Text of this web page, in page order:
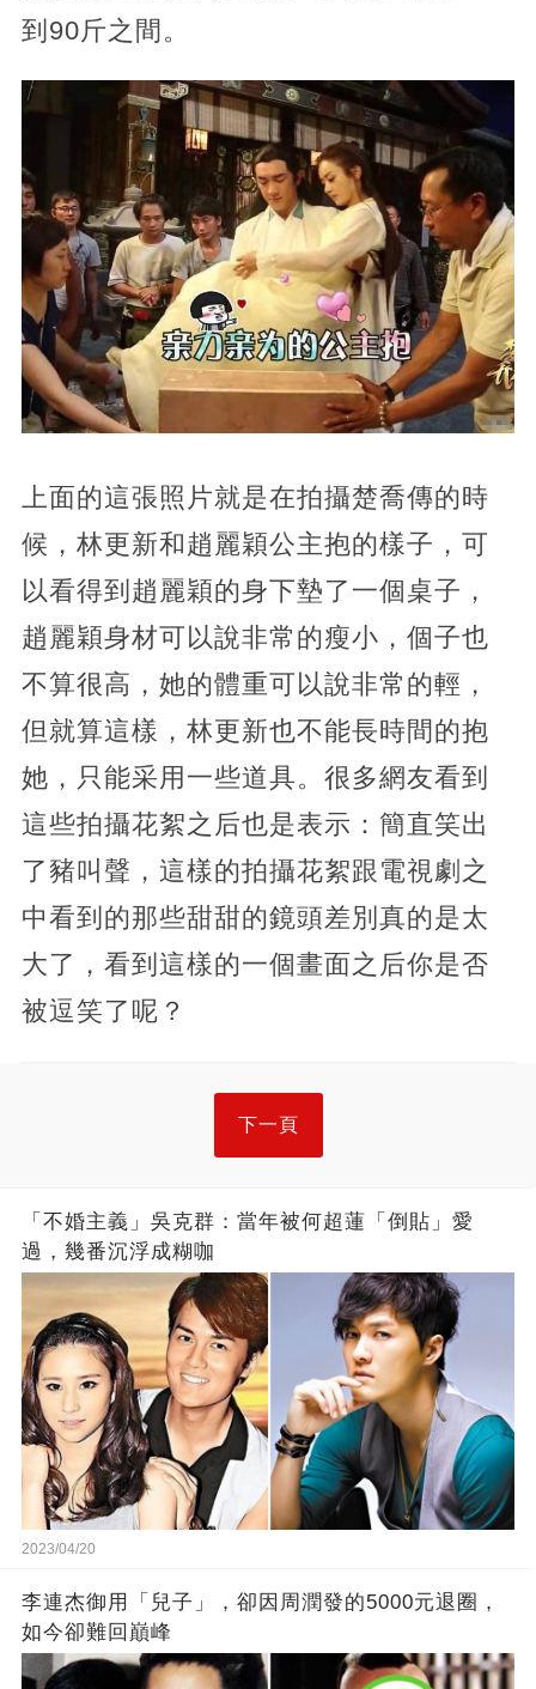
到90斤之間。
上面的這張照片就是在拍攝楚喬傳的時
候，林更新和趙麗穎公主抱的樣子，可
以看得到趙麗穎的身下墊了一個桌子，
趙麗穎身材可以說非常的瘦小，個子也
不算很高，她的體重可以說非常的輕，
但就算這樣，林更新也不能長時間的抱
她，只能采用一些道具。很多網友看到
這些拍攝花絮之后也是表示：簡直笑出
了豬叫聲，這樣的拍攝花絮跟電視劇之
中看到的那些甜甜的鏡頭差別真的是太
大了，看到這樣的一個畫面之后你是否
被逗笑了呢？
下一頁
「不婚主義」吳克群：當年被何超蓮「倒貼」愛
過，幾番沉浮成糊咖
2023/04/20
李連杰御用「兒子」，卻因周潤發的5000元退圈，
如今卻難回巔峰